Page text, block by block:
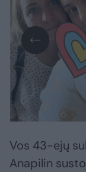
Vos 43-ejų
Anapilin